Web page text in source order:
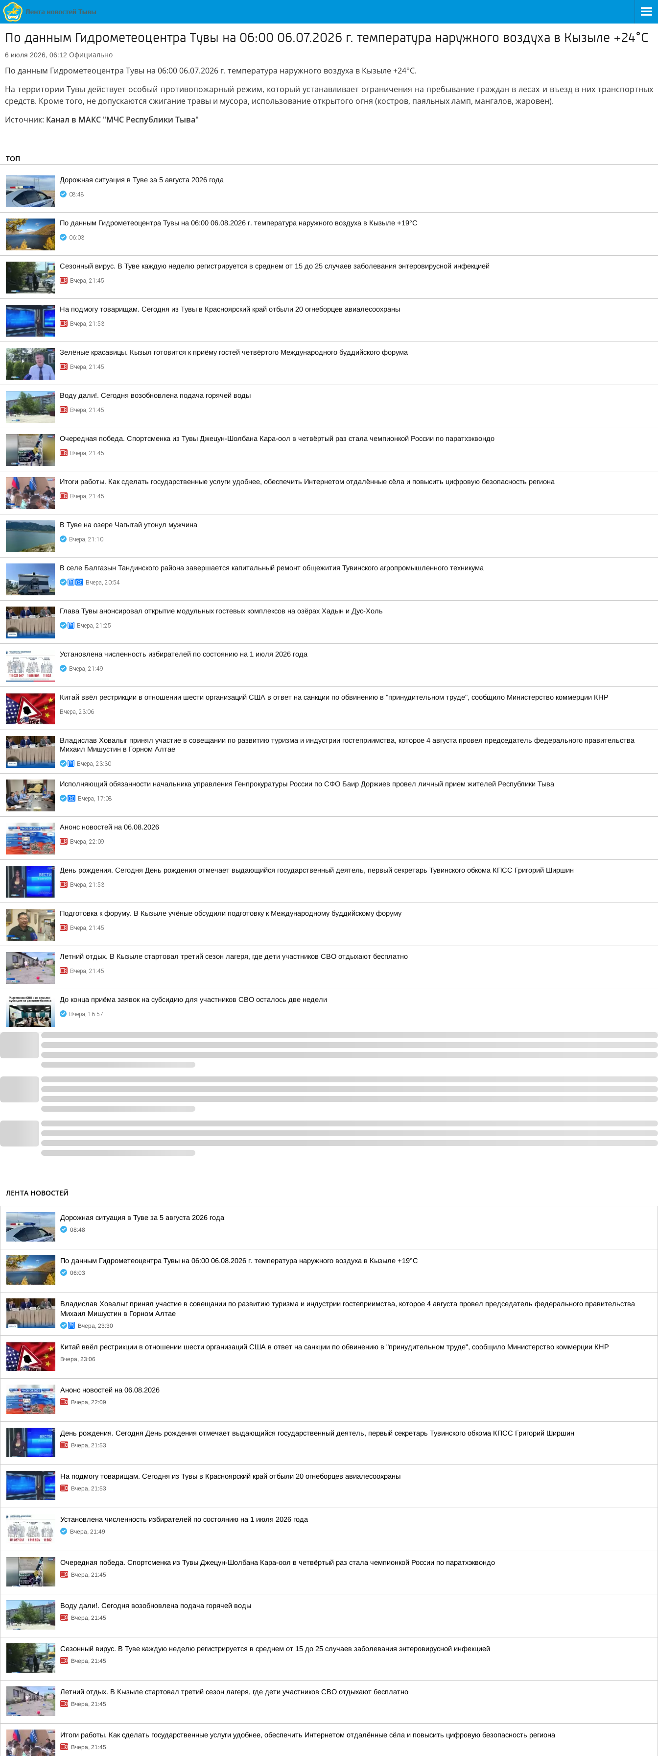
По данным Гидрометеоцентра Тувы на 06:00 06.07.2026 г. температура наружного воздуха в Кызыле +24°С
6 июля 2026, 06:12 Официально
По данным Гидрометеоцентра Тувы на 06:00 06.07.2026 г. температура наружного воздуха в Кызыле +24°С.
На территории Тувы действует особый противопожарный режим, который устанавливает ограничения на пребывание граждан в лесах и въезд в них транспортных
средств. Кроме того, не допускаются сжигание травы и мусора, использование открытого огня (костров, паяльных ламп, мангалов, жаровен).
Источник: Канал в МАКС "МЧС Республики Тыва"
ТОП
Дорожная ситуация в Туве за 5 августа 2026 года
08:48
По данным Гидрометеоцентра Тувы на 06:00 06.08.2026 г. температура наружного воздуха в Кызыле +19°С
06:03
Сезонный вирус. В Туве каждую неделю регистрируется в среднем от 15 до 25 случаев заболевания энтеровирусной инфекцией
Вчера, 21:45
На подмогу товарищам. Сегодня из Тувы в Красноярский край отбыли 20 огнеборцев авиалесоохраны
Вчера, 21:53
Зелёные красавицы. Кызыл готовится к приёму гостей четвёртого Международного буддийского форума
Вчера, 21:45
Воду дали!. Сегодня возобновлена подача горячей воды
Вчера, 21:45
Очередная победа. Спортсменка из Тувы Джецун-Шолбана Кара-оол в четвёртый раз стала чемпионкой России по паратхэквондо
Вчера, 21:45
Итоги работы. Как сделать государственные услуги удобнее, обеспечить Интернетом отдалённые сёла и повысить цифровую безопасность региона
Вчера, 21:45
В Туве на озере Чагытай утонул мужчина
Вчера, 21:10
В селе Балгазын Тандинского района завершается капитальный ремонт общежития Тувинского агропромышленного техникума
Вчера, 20:54
Глава Тувы анонсировал открытие модульных гостевых комплексов на озёрах Хадын и Дус-Холь
Вчера, 21:25
Установлена численность избирателей по состоянию на 1 июля 2026 года
Вчера, 21:49
Китай ввёл рестрикции в отношении шести организаций США в ответ на санкции по обвинению в "принудительном труде", сообщило Министерство коммерции КНР
Вчера, 23:06
Владислав Ховалыг принял участие в совещании по развитию туризма и индустрии гостеприимства, которое 4 августа провел председатель федерального правительства
Михаил Мишустин в Горном Алтае
Вчера, 23:30
Исполняющий обязанности начальника управления Генпрокуратуры России по СФО Баир Доржиев провел личный прием жителей Республики Тыва
Вчера, 17:08
Анонс новостей на 06.08.2026
Вчера, 22:09
День рождения. Сегодня День рождения отмечает выдающийся государственный деятель, первый секретарь Тувинского обкома КПСС Григорий Ширшин
Вчера, 21:53
Подготовка к форуму. В Кызыле учёные обсудили подготовку к Международному буддийскому форуму
Вчера, 21:45
Летний отдых. В Кызыле стартовал третий сезон лагеря, где дети участников СВО отдыхают бесплатно
Вчера, 21:45
До конца приёма заявок на субсидию для участников СВО осталось две недели
Вчера, 16:57
ЛЕНТА НОВОСТЕЙ
Дорожная ситуация в Туве за 5 августа 2026 года
08:48
По данным Гидрометеоцентра Тувы на 06:00 06.08.2026 г. температура наружного воздуха в Кызыле +19°С
06:03
Владислав Ховалыг принял участие в совещании по развитию туризма и индустрии гостеприимства, которое 4 августа провел председатель федерального правительства
Михаил Мишустин в Горном Алтае
Вчера, 23:30
Китай ввёл рестрикции в отношении шести организаций США в ответ на санкции по обвинению в "принудительном труде", сообщило Министерство коммерции КНР
Вчера, 23:06
Анонс новостей на 06.08.2026
Вчера, 22:09
День рождения. Сегодня День рождения отмечает выдающийся государственный деятель, первый секретарь Тувинского обкома КПСС Григорий Ширшин
Вчера, 21:53
На подмогу товарищам. Сегодня из Тувы в Красноярский край отбыли 20 огнеборцев авиалесоохраны
Вчера, 21:53
Установлена численность избирателей по состоянию на 1 июля 2026 года
Вчера, 21:49
Очередная победа. Спортсменка из Тувы Джецун-Шолбана Кара-оол в четвёртый раз стала чемпионкой России по паратхэквондо
Вчера, 21:45
Воду дали!. Сегодня возобновлена подача горячей воды
Вчера, 21:45
Сезонный вирус. В Туве каждую неделю регистрируется в среднем от 15 до 25 случаев заболевания энтеровирусной инфекцией
Вчера, 21:45
Летний отдых. В Кызыле стартовал третий сезон лагеря, где дети участников СВО отдыхают бесплатно
Вчера, 21:45
Итоги работы. Как сделать государственные услуги удобнее, обеспечить Интернетом отдалённые сёла и повысить цифровую безопасность региона
Вчера, 21:45